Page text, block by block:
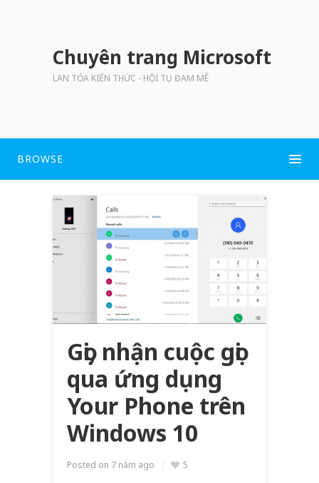
Chuyên trang Microsoft
LAN TỎA KIẾN THỨC - HỘI TỤ ĐAM MÊ
BROWSE
Gọi, nhận cuộc gọi
qua ứng dụng
Your Phone trên
Windows 10
Posted on 7 năm ago 5